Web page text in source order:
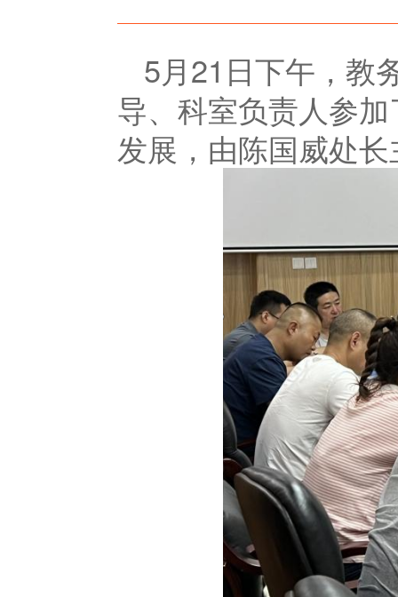
5月21日下午，教
导、科室负责人参
发展， 由陈国威处